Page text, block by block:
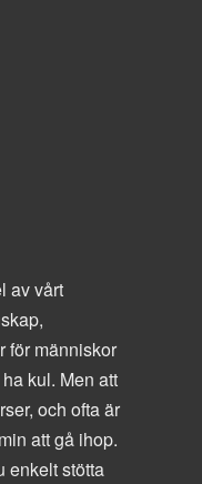
av vårt
för människor
kul. Men att
och ofta är
att gå ihop.
enkelt stötta